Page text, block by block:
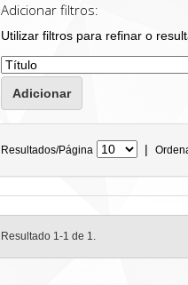
Adicionar filtros:
Utilizar filtros para refinar o
Resultados/Página |
Resultado 1-1 de 1.